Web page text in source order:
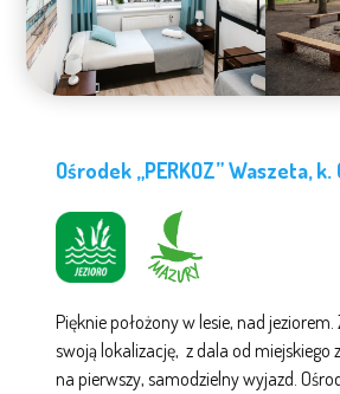
Ośrodek „PERKOZ” Waszeta,
Pięknie położony w lesie, nad jeziorem.
swoją lokalizację, z dala od miejskiego
na pierwszy, samodzielny wyjazd.